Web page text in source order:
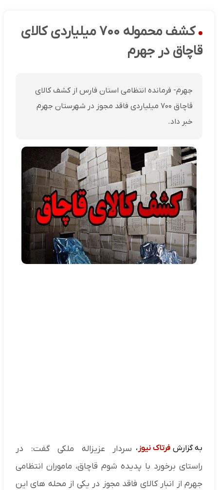
کشف محموله ۷۰۰ میلیاردی کالای
قاچاق در جهرم
جهرم- فرمانده انتظامی استان فارس از کشف کالای
قاچاق ۷۰۰ میلیاردی فاقد مجوز در شهرستان جهرم
خبر داد.
به گزارش فرتاک نیوز ، سردار عزیزاله ملکی گفت: در
راستای برخورد با پدیده شوم قاچاق، ماموران انتظامی
جهرم از انبار کالای فاقد مجوز در یکی از محله های این